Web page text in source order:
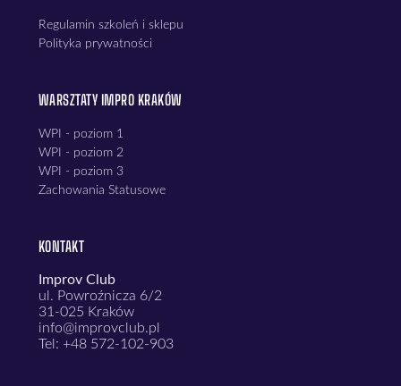
Regulamin szkoleń i sklepu
Polityka prywatności
WARSZTATY IMPRO KRAKÓW
WPI - poziom 1
WPI - poziom 2
WPI - poziom 3
Zachowania Statusowe
KONTAKT
Improv Club
ul. Powroźnicza 6/2
31-025 Kraków
info@improvclub.pl
Tel: +48 572-102-903